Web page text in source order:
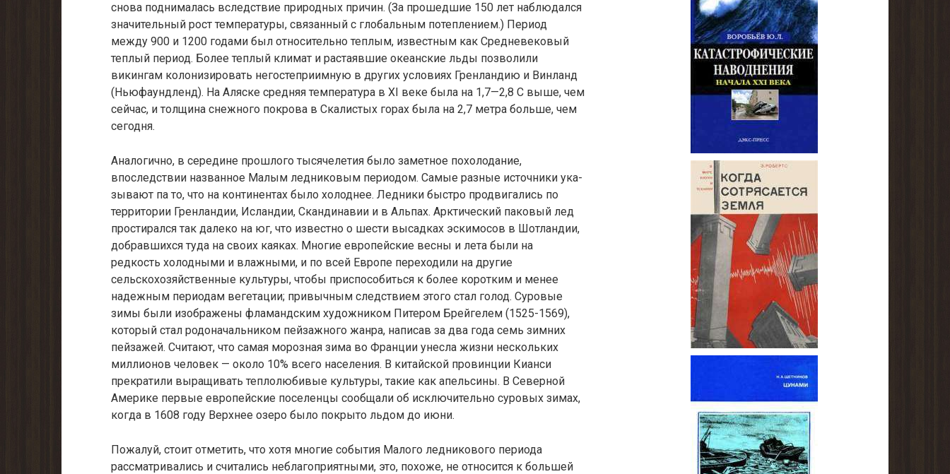
снова поднима­лась вследствие природных причин. (За прошедшие 150 лет наблюдался
значительный рост температуры, связанный с глобальным потеплением.) Период
между 900 и 1200 годами был относительно теплым, извест­ным как Средневековый
теплый период. Более теплый климат и растаявшие океанские льды позволили
викингам колонизировать негостеприимную в других условиях Гренландию и Винланд
(Ньюфаундленд). На Аляске средняя температура в XI веке была на 1,7—2,8 С выше, чем
сейчас, и толщина снежного по­крова в Скалистых горах была на 2,7 метра больше, чем
сегодня.
Аналогично, в середине прошлого тысячелетия было заметное похолодание,
впоследствии названное Малым ледниковым периодом. Самые разные источники ука­
зывают па то, что на континентах было холоднее. Лед­ники быстро продвигались по
территории Гренландии, Исландии, Скандинавии и в Альпах. Арктический па­ковый лед
простирался так далеко на юг, что известно о шести высадках эскимосов в Шотландии,
добравших­ся туда на своих каяках. Многие европейские весны и лета были на
редкость холодными и влажными, и по всей Европе переходили на другие
сельскохозяйствен­ные культуры, чтобы приспособиться к более коротким и менее
надежным периодам вегетации; привычным следствием этого стал голод. Суровые
зимы были изо­бражены фламандским художником Питером Брей­гелем (1525-1569),
который стал родоначальником пейзажного жанра, написав за два года семь зимних
пейзажей. Считают, что самая морозная зима во Фран­ции унесла жизни нескольких
миллионов человек — около 10% всего населения. В китайской провинции Кианси
прекратили выращивать теплолюбивые культу­ры, такие как апельсины. В Северной
Америке первые европейские поселенцы сообщали об исключительно суровых зимах,
когда в 1608 году Верхнее озеро было покрыто льдом до июни.
Пожалуй, стоит отметить, что хотя многие события Малого ледникового периода
рассматривались и счи­тались неблагоприятными, это, похоже, не относится к большей